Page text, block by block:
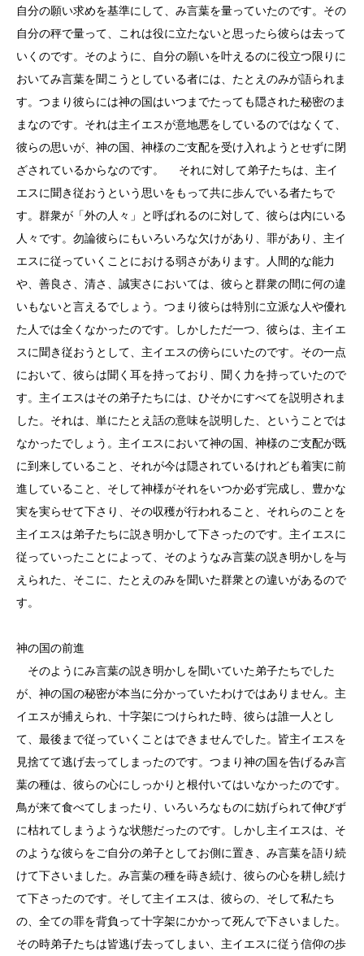
自分の願い求めを基準にして、み言葉を量っていたのです。その
自分の秤で量って、これは役に立たないと思ったら彼らは去って
いくのです。そのように、自分の願いを叶えるのに役立つ限りに
おいてみ言葉を聞こうとしている者には、たとえのみが語られま
す。つまり彼らには神の国はいつまでたっても隠された秘密のま
まなのです。それは主イエスが意地悪をしているのではなくて、
彼らの思いが、神の国、神様のご支配を受け入れようとせずに閉
ざされているからなのです。 それに対して弟子たちは、主イ
エスに聞き従おうという思いをもって共に歩んでいる者たちで
す。群衆が「外の人々」と呼ばれるのに対して、彼らは内にいる
人々です。勿論彼らにもいろいろな欠けがあり、罪があり、主イ
エスに従っていくことにおける弱さがあります。人間的な能力
や、善良さ、清さ、誠実さにおいては、彼らと群衆の間に何の違
いもないと言えるでしょう。つまり彼らは特別に立派な人や優れ
た人では全くなかったのです。しかしただ一つ、彼らは、主イエ
スに聞き従おうとして、主イエスの傍らにいたのです。その一点
において、彼らは聞く耳を持っており、聞く力を持っていたので
す。主イエスはその弟子たちには、ひそかにすべてを説明されま
した。それは、単にたとえ話の意味を説明した、ということでは
なかったでしょう。主イエスにおいて神の国、神様のご支配が既
に到来していること、それが今は隠されているけれども着実に前
進していること、そして神様がそれをいつか必ず完成し、豊かな
実を実らせて下さり、その収穫が行われること、それらのことを
主イエスは弟子たちに説き明かして下さったのです。主イエスに
従っていったことによって、そのようなみ言葉の説き明かしを与
えられた、そこに、たとえのみを聞いた群衆との違いがあるので
す。
神の国の前進
そのようにみ言葉の説き明かしを聞いていた弟子たちでした
が、神の国の秘密が本当に分かっていたわけではありません。主
イエスが捕えられ、十字架につけられた時、彼らは誰一人とし
て、最後まで従っていくことはできませんでした。皆主イエスを
見捨てて逃げ去ってしまったのです。つまり神の国を告げるみ言
葉の種は、彼らの心にしっかりと根付いてはいなかったのです。
鳥が来て食べてしまったり、いろいろなものに妨げられて伸びず
に枯れてしまうような状態だったのです。しかし主イエスは、そ
のような彼らをご自分の弟子としてお側に置き、み言葉を語り続
けて下さいました。み言葉の種を蒔き続け、彼らの心を耕し続け
て下さったのです。そして主イエスは、彼らの、そして私たち
の、全ての罪を背負って十字架にかかって死んで下さいました。
その時弟子たちは皆逃げ去ってしまい、主イエスに従う信仰の歩